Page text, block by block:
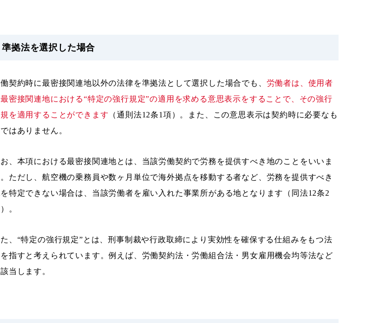
準拠法を選択した場合
契約時に最密接関連地以外の法律を準拠法として選択した場合でも、 労働者は、使用者
密接関連地における“特定の強行規定”の適用を求める意思表示をすることで、その強行
を適用することができます （通則法12条1項）。また、この意思表示は契約時に必要なも
はありません。
、本項における最密接関連地とは、当該労働契約で労務を提供すべき地のことをいいま
ただし、航空機の乗務員や数ヶ月単位で海外拠点を移動する者など、労務を提供すべき
特定できない場合は、当該労働者を雇い入れた事業所がある地となります（同法12条2
。
た、“特定の強行規定”とは、刑事制裁や行政取締により実効性を確保する仕組みをもつ法
指すと考えられています。例えば、労働契約法・労働組合法・男女雇用機会均等法など
当します。